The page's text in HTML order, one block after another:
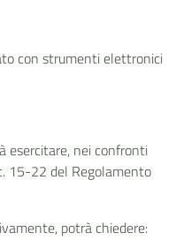
con strumenti elettronici
esercitare, nei confronti
15-22 del Regolamento
potrà chiedere: